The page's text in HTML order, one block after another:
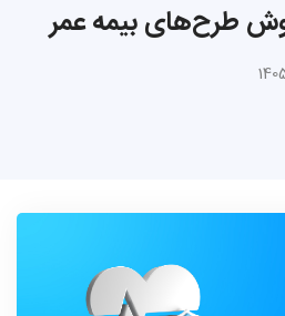
طرح‌های بیمه عمر